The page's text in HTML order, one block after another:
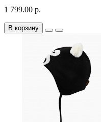
1 799.00 р.
В корзину